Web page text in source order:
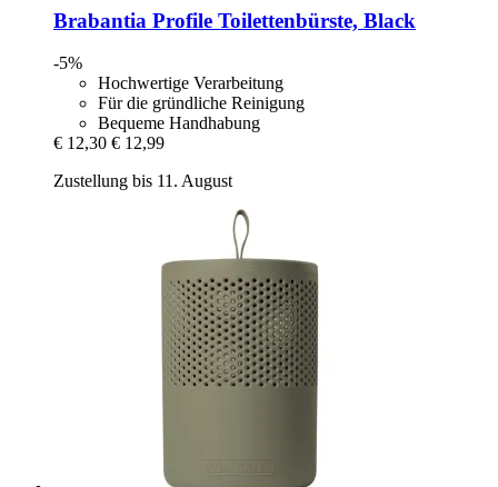
Brabantia Profile Toilettenbürste, Black
-5%
Hochwertige Verarbeitung
Für die gründliche Reinigung
Bequeme Handhabung
€ 12,30 € 12,99
Zustellung bis 11. August